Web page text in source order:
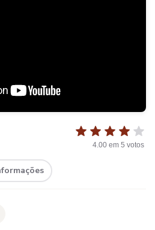
4.00 em 5 votos